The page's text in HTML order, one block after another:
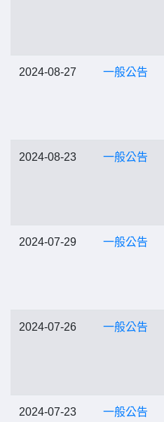
2024-08-27 一般公告
2024-08-23 一般公告
2024-07-29 一般公告
2024-07-26 一般公告
2024-07-23 一般公告